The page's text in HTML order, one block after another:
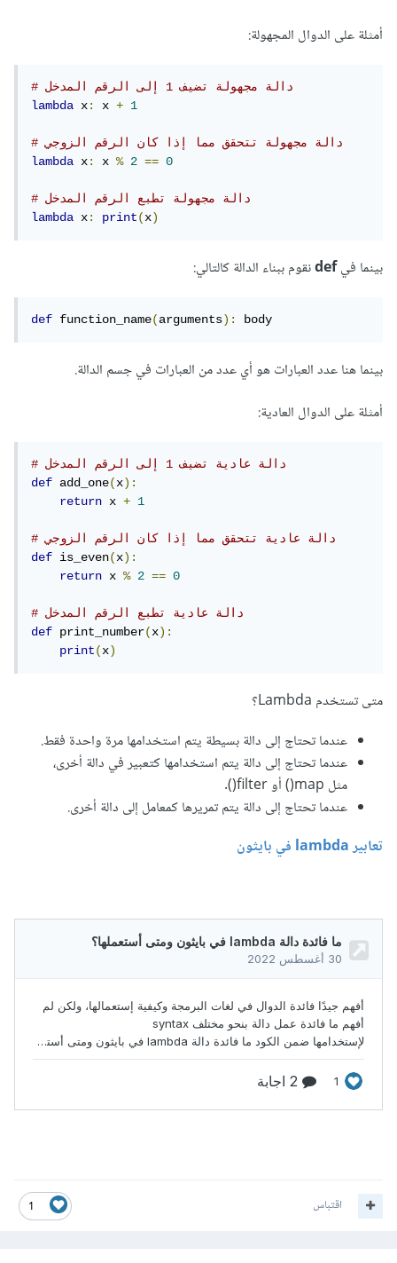
أمثلة على الدوال المجهولة:
# دالة مجهولة تضيف 1 إلى الرقم المدخل
lambda x: x + 1
# دالة مجهولة تتحقق مما إذا كان الرقم الزوجي
lambda x: x % 2 == 0
# دالة مجهولة تطبع الرقم المدخل
lambda x: print(x)
بينما فيdef نقوم ببناء الدالة كالتالي:
def function_name(arguments): body
بينما هنا عدد العبارات هو أي عدد من العبارات في جسم الدالة.
أمثلة على الدوال العادية:
# دالة عادية تضيف 1 إلى الرقم المدخل
def add_one(x):
return x + 1
# دالة عادية تتحقق مما إذا كان الرقم الزوجي
def is_even(x):
return x % 2 == 0
# دالة عادية تطبع الرقم المدخل
def print_number(x):
print(x)
متى تستخدم Lambda؟
عندما تحتاج إلى دالة بسيطة يتم استخدامها مرة واحدة فقط.
عندما تحتاج إلى دالة يتم استخدامها كتعبير في دالة أخرى،
مثل map() أو filter().
عندما تحتاج إلى دالة يتم تمريرها كمعامل إلى دالة أخرى.
تعابير lambda في بايثون
1 اقتباس